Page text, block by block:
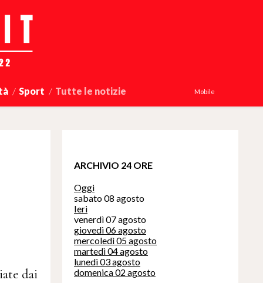
Sport Tutte le notizie Mobile
dai
ARCHIVIO 24 ORE
Oggi
sabato 08 agosto
Ieri
venerdì 07 agosto
giovedì 06 agosto
mercoledì 05 agosto
martedì 04 agosto
lunedì 03 agosto
domenica 02 agosto